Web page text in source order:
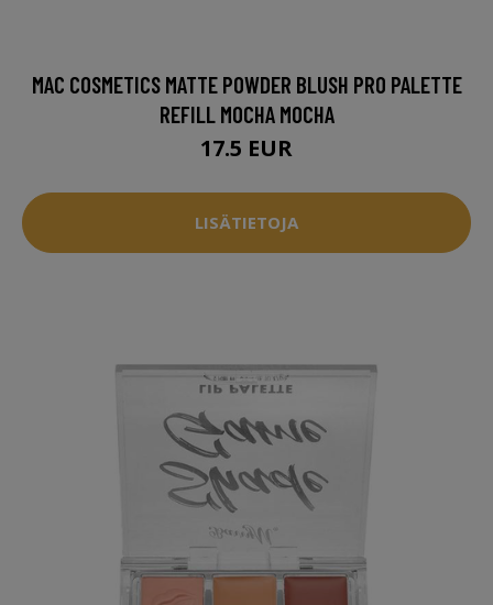
MAC COSMETICS MATTE POWDER BLUSH PRO PALETTE
REFILL MOCHA MOCHA
17.5 EUR
LISÄTIETOJA